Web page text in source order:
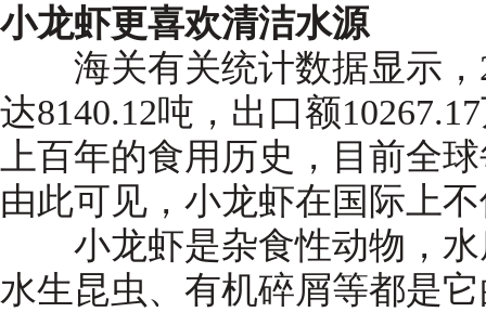
小龙虾更喜欢清洁水源
海关有关统计数据显示，
达8140.12吨，出口额
上百年的食用历史，目前全
由此可见，小龙虾在国际上
小龙虾是杂食性动物，水
水生昆虫、有机碎屑等都是